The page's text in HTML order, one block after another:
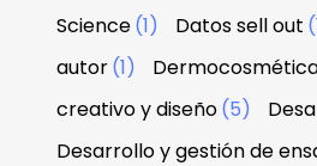
Science(1) Datos sell out
autor(1)
creativo y diseño(5)
Desarrollo y gestión de